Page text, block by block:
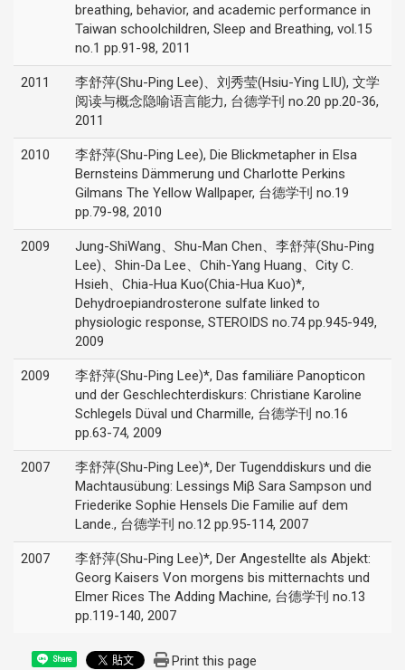
breathing, behavior, and academic performance in
Taiwan schoolchildren, Sleep and Breathing, vol.15
no.1 pp.91-98, 2011
2011
李舒萍(Shu-Ping Lee)、刘秀莹(Hsiu-Ying LIU), 文学
阅读与概念隐喻语言能力, 台德学刊 no.20 pp.20-36,
2011
2010
李舒萍(Shu-Ping Lee), Die Blickmetapher in Elsa
Bernsteins Dämmerung und Charlotte Perkins
Gilmans The Yellow Wallpaper, 台德学刊 no.19
pp.79-98, 2010
2009
Jung-ShiWang、Shu-Man Chen、李舒萍(Shu-Ping
Lee)、Shin-Da Lee、Chih-Yang Huang、City C.
Hsieh、Chia-Hua Kuo(Chia-Hua Kuo)*,
Dehydroepiandrosterone sulfate linked to
physiologic response, STEROIDS no.74 pp.945-949,
2009
2009
李舒萍(Shu-Ping Lee)*, Das familiäre Panopticon
und der Geschlechterdiskurs: Christiane Karoline
Schlegels Düval und Charmille, 台德学刊 no.16
pp.63-74, 2009
2007
李舒萍(Shu-Ping Lee)*, Der Tugenddiskurs und die
Machtausübung: Lessings Miβ Sara Sampson und
Friederike Sophie Hensels Die Familie auf dem
Lande., 台德学刊 no.12 pp.95-114, 2007
2007
李舒萍(Shu-Ping Lee)*, Der Angestellte als Abjekt:
Georg Kaisers Von morgens bis mitternachts und
Elmer Rices The Adding Machine, 台德学刊 no.13
pp.119-140, 2007
Share Print this page